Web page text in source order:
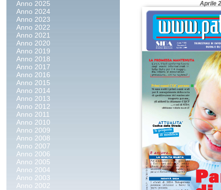
Anno 2025
Anno 2024
Anno 2023
Anno 2022
Anno 2021
Anno 2020
Anno 2019
Anno 2018
Anno 2017
Anno 2016
Anno 2015
Anno 2014
Anno 2013
Anno 2012
Anno 2011
Anno 2010
Anno 2009
Anno 2008
Anno 2007
Anno 2006
Anno 2005
Anno 2004
Anno 2003
Anno 2002
Aprile